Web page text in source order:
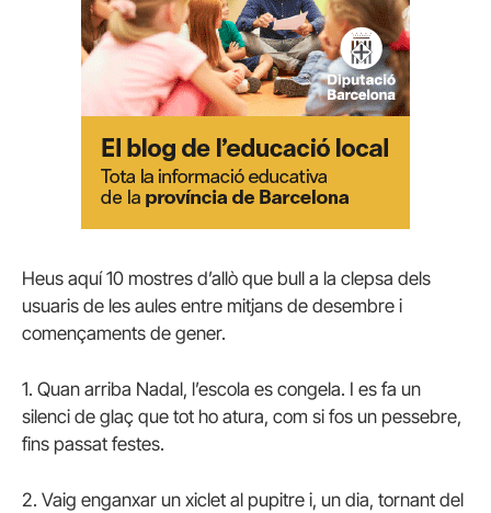
Heus aquí 10 mostres d’allò que bull a la clepsa dels
usuaris de les aules entre mitjans de desembre i
començaments de gener.
1. Quan arriba Nadal, l’escola es congela. I es fa un
silenci de glaç que tot ho atura, com si fos un pessebre,
fins passat festes.
2. Vaig enganxar un xiclet al pupitre i, un dia, tornant del